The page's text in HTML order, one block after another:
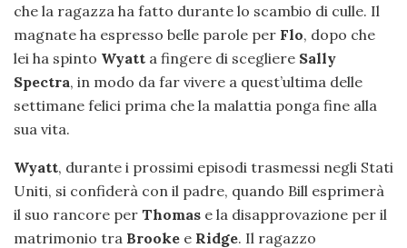
che la ragazza ha fatto durante lo scambio di culle. Il
magnate ha espresso belle parole per Flo, dopo che
lei ha spinto Wyatt a fingere di scegliere Sally
Spectra, in modo da far vivere a quest’ultima delle
settimane felici prima che la malattia ponga fine alla
sua vita.
Wyatt, durante i prossimi episodi trasmessi negli Stati
Uniti, si confiderà con il padre, quando Bill esprimerà
il suo rancore per Thomas e la disapprovazione per il
matrimonio tra Brooke e Ridge. Il ragazzo